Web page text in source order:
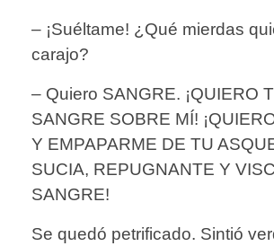
– ¡Suéltame! ¿Qué mierdas
carajo?
– Quiero SANGRE. ¡QUIERO
SANGRE SOBRE MÍ!
Y EMPAPARME DE TU
SUCIA, REPUGNANTE Y
SANGRE!
Se quedó petrificado. Sintió